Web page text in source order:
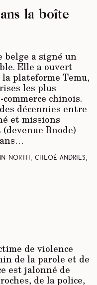
la boîte
belge a signé un
Elle a ouvert
plateforme Temu,
les plus
commerce chinois.
décennies entre
et missions
Bnode)
North, Chloé Andries,
de violence
de la parole et de
est jalonné de
de la police,